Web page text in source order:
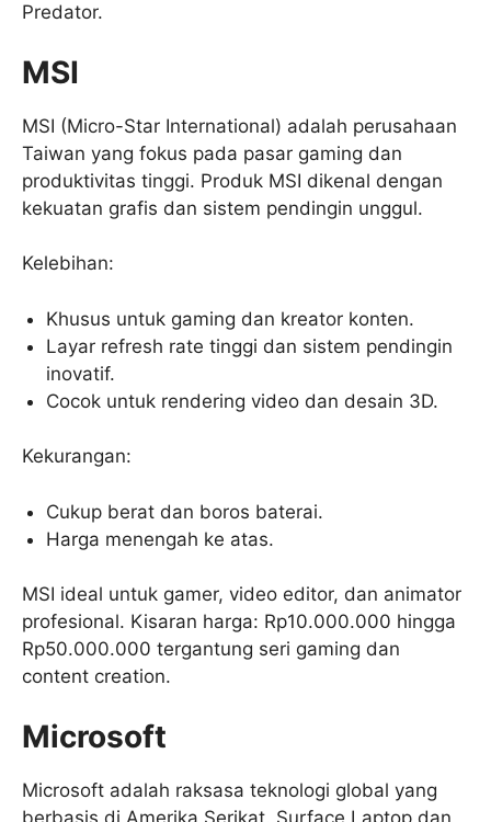
Predator.
MSI
MSI (Micro-Star International) adalah perusahaan
Taiwan yang fokus pada pasar gaming dan
produktivitas tinggi. Produk MSI dikenal dengan
kekuatan grafis dan sistem pendingin unggul.
Kelebihan:
Khusus untuk gaming dan kreator konten.
Layar refresh rate tinggi dan sistem pendingin
inovatif.
Cocok untuk rendering video dan desain 3D.
Kekurangan:
Cukup berat dan boros baterai.
Harga menengah ke atas.
MSI ideal untuk gamer, video editor, dan animator
profesional. Kisaran harga: Rp10.000.000 hingga
Rp50.000.000 tergantung seri gaming dan
content creation.
Microsoft
Microsoft adalah raksasa teknologi global yang
berbasis di Amerika Serikat. Surface Laptop dan